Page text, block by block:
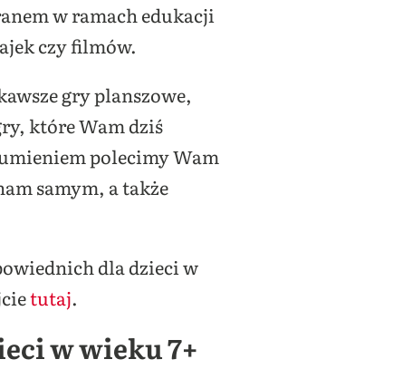
w ramach edukacji
czy filmów.
gry planszowe,
które Wam dziś
polecimy Wam
samym, a także
dla dzieci w
tutaj.
w wieku 7+